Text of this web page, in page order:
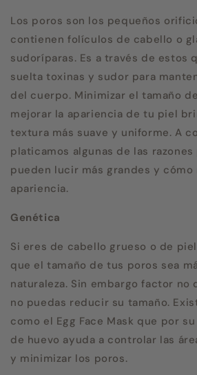
Los poros son los pequeños
contienen folículos de cabello o
sudoríparas. Es a través de estos
suelta toxinas y sudor para
del cuerpo. Minimizar el tamaño
mejorar la apariencia de tu piel
textura más suave y uniforme. A
platicamos algunas de las
pueden lucir más grandes y cómo
apariencia.
Genética
Si eres de cabello grueso o de
que el tamaño de tus poros sea
naturaleza. Sin embargo factor no
no puedas reducir su tamaño.
como el Egg Face Mask que por
de huevo ayuda a controlar las
y minimizar los poros.